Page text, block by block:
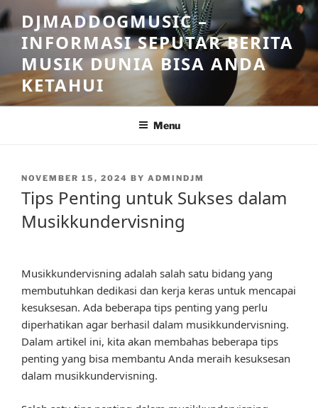
Skip
to
content
DJMADDOGMUSIC –
INFORMASI SEPUTAR BERITA
MUSIK DUNIA BISA ANDA
KETAHUI
Menu
POSTED
ON
NOVEMBER 15, 2024 BY ADMINDJM
Tips Penting untuk Sukses dalam
Musikkundervisning
Musikkundervisning adalah salah satu bidang yang
membutuhkan dedikasi dan kerja keras untuk mencapai
kesuksesan. Ada beberapa tips penting yang perlu
diperhatikan agar berhasil dalam musikkundervisning.
Dalam artikel ini, kita akan membahas beberapa tips
penting yang bisa membantu Anda meraih kesuksesan
dalam musikkundervisning.